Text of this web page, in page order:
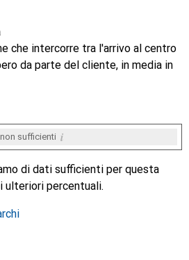
che intercorre tra l'arrivo al centro
da parte del cliente, in media in
sufficienti i
iiii
di dati sufficienti per questa
ulteriori percentuali.